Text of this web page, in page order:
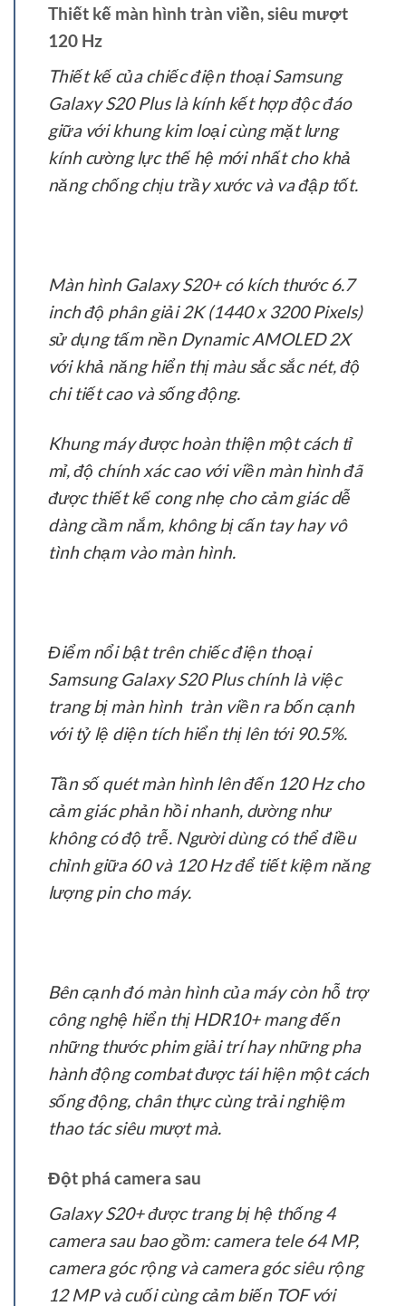
Thiết kế màn hình tràn viền, siêu mượt
120 Hz
Thiết kế của chiếc điện thoại Samsung
Galaxy S20 Plus là kính kết hợp độc đáo
giữa với khung kim loại cùng mặt lưng
kính cường lực thế hệ mới nhất cho khả
năng chống chịu trầy xước và va đập tốt.
Màn hình Galaxy S20+ có kích thước 6.7
inch độ phân giải 2K (1440 x 3200 Pixels)
sử dụng tấm nền Dynamic AMOLED 2X
với khả năng hiển thị màu sắc sắc nét, độ
chi tiết cao và sống động.
Khung máy được hoàn thiện một cách tỉ
mỉ, độ chính xác cao với viền màn hình đã
được thiết kế cong nhẹ cho cảm giác dễ
dàng cầm nắm, không bị cấn tay hay vô
tình chạm vào màn hình.
Điểm nổi bật trên chiếc điện thoại
Samsung Galaxy S20 Plus chính là việc
trang bị màn hình tràn viền ra bốn cạnh
với tỷ lệ diện tích hiển thị lên tới 90.5%.
Tần số quét màn hình lên đến 120 Hz cho
cảm giác phản hồi nhanh, dường như
không có độ trễ. Người dùng có thể điều
chỉnh giữa 60 và 120 Hz để tiết kiệm năng
lượng pin cho máy.
Bên cạnh đó màn hình của máy còn hỗ trợ
công nghệ hiển thị HDR10+ mang đến
những thước phim giải trí hay những pha
hành động combat được tái hiện một cách
sống động, chân thực cùng trải nghiệm
thao tác siêu mượt mà.
Đột phá camera sau
Galaxy S20+ được trang bị hệ thống 4
camera sau bao gồm: camera tele 64 MP,
camera góc rộng và camera góc siêu rộng
12 MP và cuối cùng cảm biến TOF với